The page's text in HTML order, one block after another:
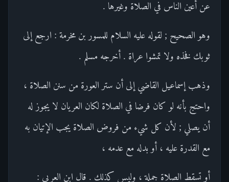
عن أعين الناس في الصلاة وغيرها .
وهو الصحيح ; لقوله عليه السلام للمسور بن مخرمة : ارجع إلى
ثوبك فخذه ولا تمشوا عراة . أخرجه مسلم .
وذهب إسماعيل القاضي إلى أن ستر العورة من سنن الصلاة ،
واحتج بأنه لو كان فرضا في الصلاة لكان العريان لا يجوز له
أن يصلي ; لأن كل شيء من فروض الصلاة يجب الإتيان به
مع القدرة عليه ، أو بدله مع عدمه ،
أو تسقط الصلاة جملة ، وليس كذلك . قال ابن العربي :